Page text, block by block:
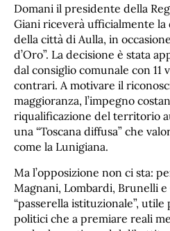
Domani il presidente della
Giani riceverà ufficialmente
della città di Aulla, in
d’Oro”. La decisione è stata
dal consiglio comunale con 11
contrari. A motivare il
maggioranza, l’impegno
riqualificazione del territorio
una “Toscana diffusa” che
come la Lunigiana.
Ma l’opposizione non ci sta:
Magnani, Lombardi, Brunelli
“passerella istituzionale”,
politici che a premiare reali